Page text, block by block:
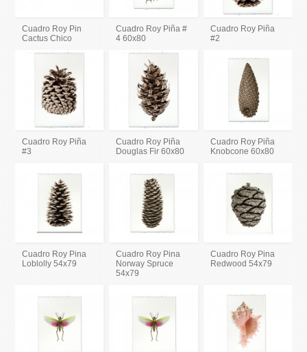
Cuadro Roy Pin
Cactus Chico
Cuadro Roy Piña #
4 60x80
Cuadro Roy Piña
#2
Cuadro Roy Piña
#3
Cuadro Roy Piña
Douglas Fir 60x80
Cuadro Roy Piña
Knobcone 60x80
Cuadro Roy Pina
Loblolly 54x79
Cuadro Roy Pina
Norway Spruce
54x79
Cuadro Roy Pina
Redwood 54x79